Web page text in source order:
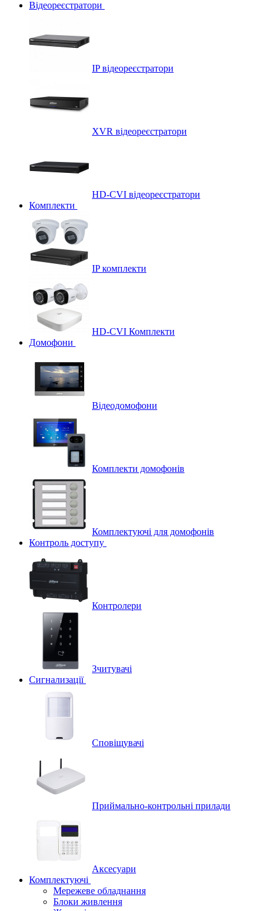
Відеореєстратори
IP відеореєстратори
XVR відеореєстратори
HD-CVI відеореєстратори
Комплекти
IP комплекти
HD-CVI Комплекти
Домофони
Відеодомофони
Комплекти домофонів
Комплектуючі для домофонів
Контроль доступу
Контролери
Зчитувачі
Сигнализації
Сповіщувачі
Приймально-контрольні прилади
Аксесуари
Комплектуючі
Мережеве обладнання
Блоки живлення